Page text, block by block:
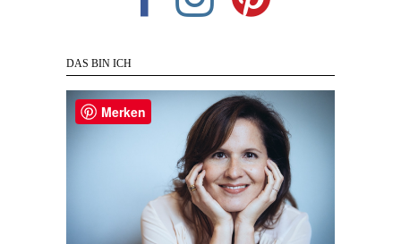
DAS BIN ICH
Merken